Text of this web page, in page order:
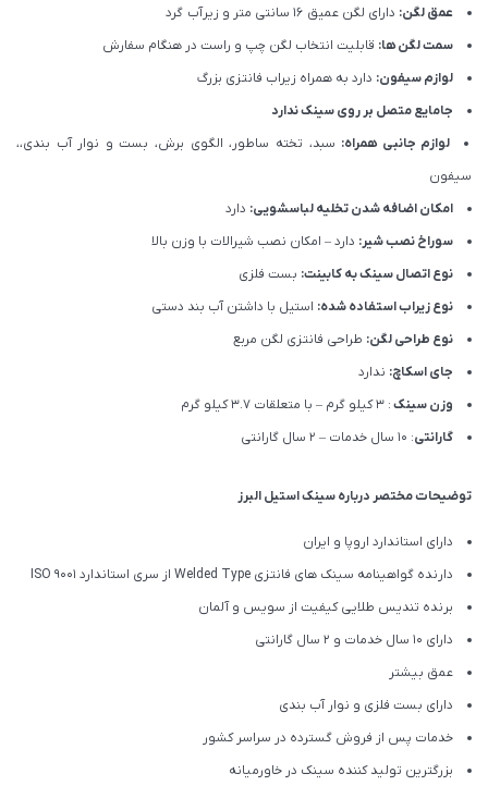
عمق لگن: دارای لگن عمیق 16 سانتی متر و زیرآب گرد
سمت لگن ها: قابلیت انتخاب لگن چپ و راست در هنگام سفارش
لوازم سیفون: دارد به همراه زیراب فانتزی بزرگ
جامایع متصل بر روی سینک ندارد
لوازم جانبی همراه: سبد، تخته ساطور، الگوی برش، بست و نوار آب بندی،،
سیفون
امکان اضافه شدن تخلیه لباسشویی: دارد
سوراخ نصب شیر: دارد – امکان نصب شیرالات با وزن بالا
نوع اتصال سینک به کابینت: بست فلزی
نوع زیراب استفاده شده: استیل با داشتن آب بند دستی
نوع طراحی لگن: طراحی فانتزی لگن مربع
جای اسکاچ: ندارد
وزن سینک: 3 کیلو گرم – با متعلقات 3.7 کیلو گرم
گارانتی: 10 سال خدمات – 2 سال گارانتی
توضیحات مختصر درباره سینک استیل البرز
دارای استاندارد اروپا و ایران
دارنده گواهینامه سینک های فانتزی Welded Type از سری استاندارد ISO 9001
برنده تندیس طلایی کیفیت از سویس و آلمان
دارای ۱۰ سال خدمات و 2 سال گارانتی
عمق بیشتر
دارای بست فلزی و نوار آب بندی
خدمات پس از فروش گسترده در سراسر کشور
بزرگترین تولید کننده سینک در خاورمیانه